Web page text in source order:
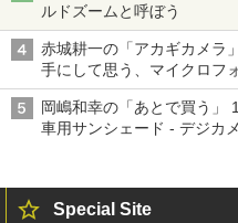
ルドズームと呼ぼう
赤城耕一の「アカギカメラ
手にして思う、マイクロフ
岡嶋和幸の「あとで買う」
車用サンシェード - デジカ
Special Site